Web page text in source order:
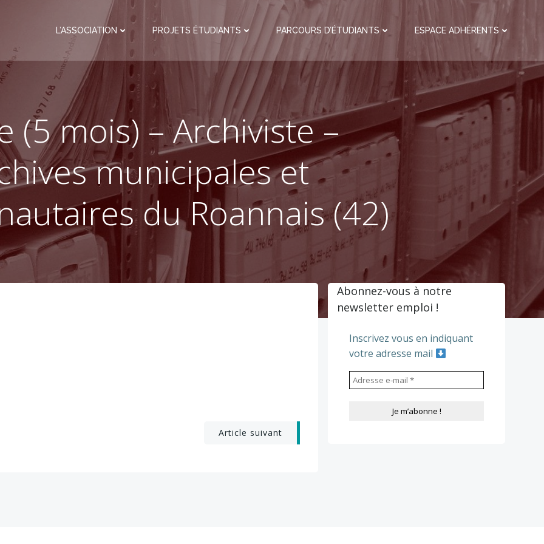
L’ASSOCIATION PROJETS ÉTUDIANTS PARCOURS D’ÉTUDIANTS ESPACE ADHÉRENTS
(5 mois) – Archiviste –
municipales et
du Roannais (42)
Article suivant
Abonnez-vous à notre
newsletter emploi !
Inscrivez vous en indiquant
votre adresse mail